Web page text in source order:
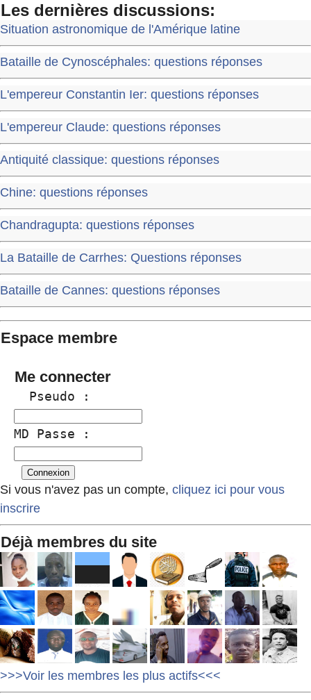
Les dernières discussions:
Situation astronomique de l'Amérique latine
Bataille de Cynoscéphales: questions réponses
L'empereur Constantin Ier: questions réponses
L'empereur Claude: questions réponses
Antiquité classique: questions réponses
Chine: questions réponses
Chandragupta: questions réponses
La Bataille de Carrhes: Questions réponses
Bataille de Cannes: questions réponses
Espace membre
Me connecter
  Pseudo :
MD Passe :
Si vous n'avez pas un compte, cliquez ici pour vous
inscrire
Déjà membres du site
>>>Voir les membres les plus actifs<<<